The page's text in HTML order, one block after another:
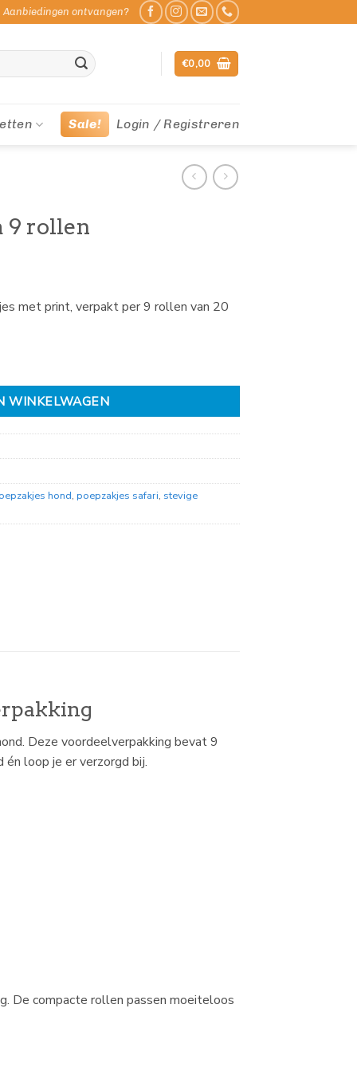
Aanbiedingen ontvangen?
€0,00
Sale! Login / Registreren
9 rollen
met print, verpakt per 9 rollen van 20
WINKELWAGEN
hond, poepzakjes safari, stevige
Deze voordeelverpakking bevat 9
loop je er verzorgd bij.
De compacte rollen passen moeiteloos